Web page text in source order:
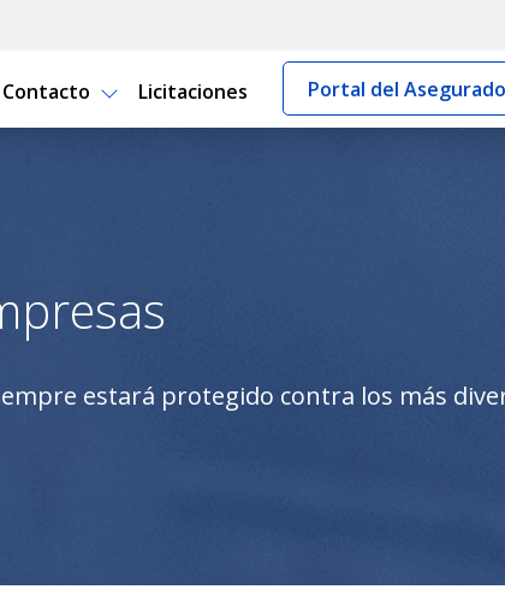
Contacto Licitaciones Portal del Asegurado
estará protegido contra los más